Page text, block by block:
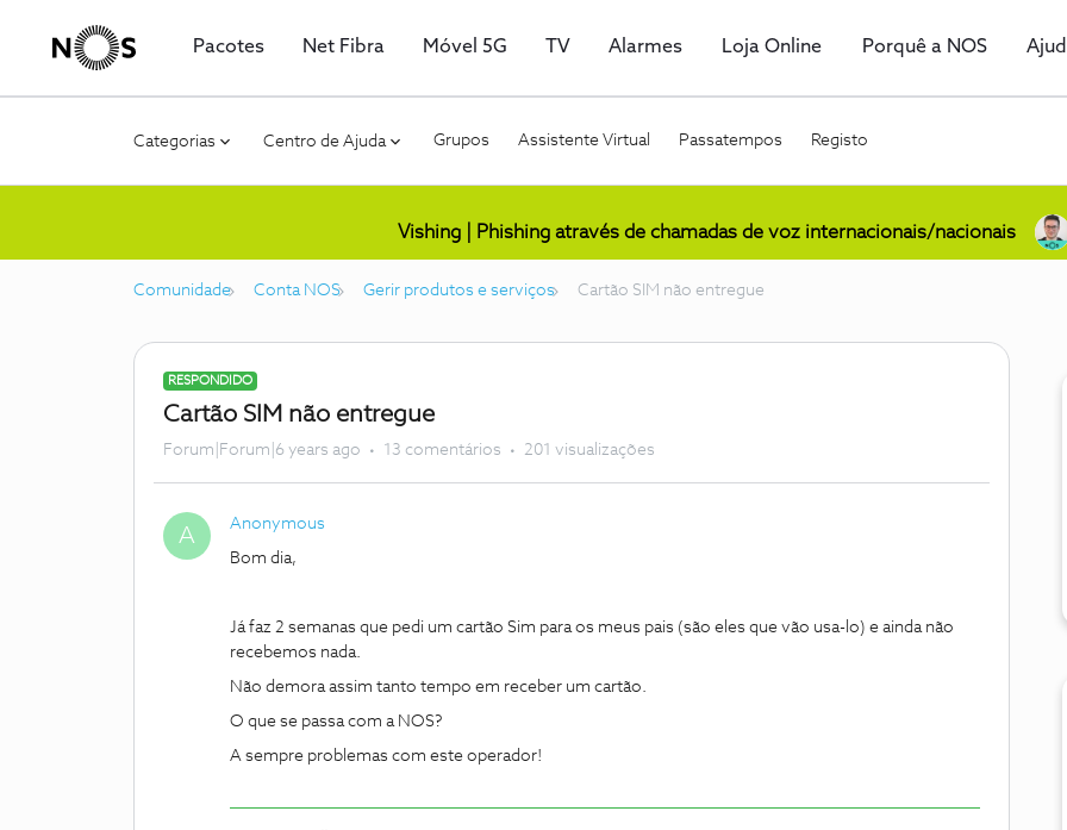
Pacotes Net Fibra Móvel 5G TV Alarmes Loja Online Porquê a NOS
Categorias Centro de Ajuda Grupos Assistente Virtual Passatempos Registo
Vishing | Phishing através de chamadas de voz internacionais/nacionais
Comunidade Conta NOS Gerir produtos e serviços Cartão SIM não entregue
RESPONDIDO
Cartão SIM não entregue
Forum|Forum|6 years ago 13 comentários 201 visualizações
A Anonymous
Bom dia,
Já faz 2 semanas que pedi um cartão Sim para os meus pais (são eles que vão usa-lo) e ainda não
recebemos nada.
Não demora assim tanto tempo em receber um cartão.
O que se passa com a NOS?
A sempre problemas com este operador!